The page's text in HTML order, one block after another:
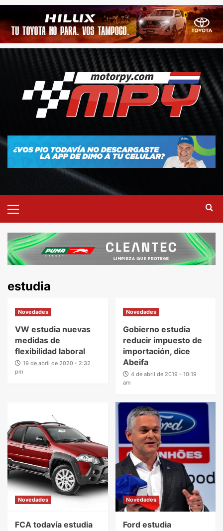
estudia
Novedades
VW estudia nuevas
medidas de
flexibilidad laboral
19 de abril de 2020 - 2:32
pm
Novedades
Gobierno estudia
reducir impuesto de
importación, dice
Abeifa
4 de abril de 2019 - 10:19
am
Novedades
FCA todavía estudia
Novedades
Ford estudia